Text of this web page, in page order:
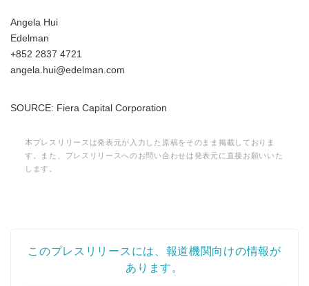
Angela Hui
Edelman
+852 2837 4721
angela.hui@edelman.com
SOURCE: Fiera Capital Corporation
本プレスリリースは発表元が入力した原稿をそのまま掲載しておりま
す。また、プレスリリースへのお問い合わせは発表元に直接お願いいた
します。
このプレスリリースには、報道機関向けの情報が
あります。